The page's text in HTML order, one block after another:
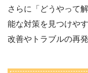
さらに「どうやって
能な対策を見つけや
改善やトラブルの再